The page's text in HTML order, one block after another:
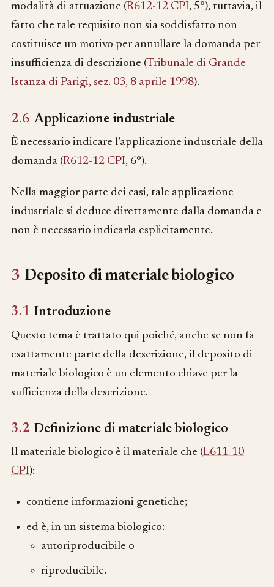
modalità di attuazione (R612-12 CPI, 5°), tuttavia, il
fatto che tale requisito non sia soddisfatto non
costituisce un motivo per annullare la domanda per
insufficienza di descrizione (Tribunale di Grande
Istanza di Parigi, sez. 03, 8 aprile 1998).
2.6 Applicazione industriale
È necessario indicare l’applicazione industriale della
domanda (R612-12 CPI, 6°).
Nella maggior parte dei casi, tale applicazione
industriale si deduce direttamente dalla domanda e
non è necessario indicarla esplicitamente.
3 Deposito di materiale biologico
3.1 Introduzione
Questo tema è trattato qui poiché, anche se non fa
esattamente parte della descrizione, il deposito di
materiale biologico è un elemento chiave per la
sufficienza della descrizione.
3.2 Definizione di materiale biologico
Il materiale biologico è il materiale che (L611-10
CPI):
contiene informazioni genetiche;
ed è, in un sistema biologico:
autoriproducibile o
riproducibile.